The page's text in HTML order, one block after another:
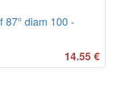
87° diam 100 -
14.55 €